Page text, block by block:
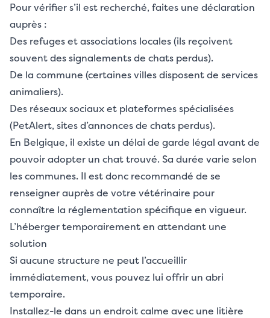
Pour vérifier s’il est recherché, faites une déclaration
auprès :
Des refuges et associations locales (ils reçoivent
souvent des signalements de chats perdus).
De la commune (certaines villes disposent de services
animaliers).
Des réseaux sociaux et plateformes spécialisées
(PetAlert, sites d’annonces de chats perdus).
En Belgique, il existe un délai de garde légal avant de
pouvoir adopter un chat trouvé. Sa durée varie selon
les communes. Il est donc recommandé de se
renseigner auprès de votre vétérinaire pour
connaître la réglementation spécifique en vigueur.
L’héberger temporairement en attendant une
solution
Si aucune structure ne peut l’accueillir
immédiatement, vous pouvez lui offrir un abri
temporaire.
Installez-le dans un endroit calme avec une litière